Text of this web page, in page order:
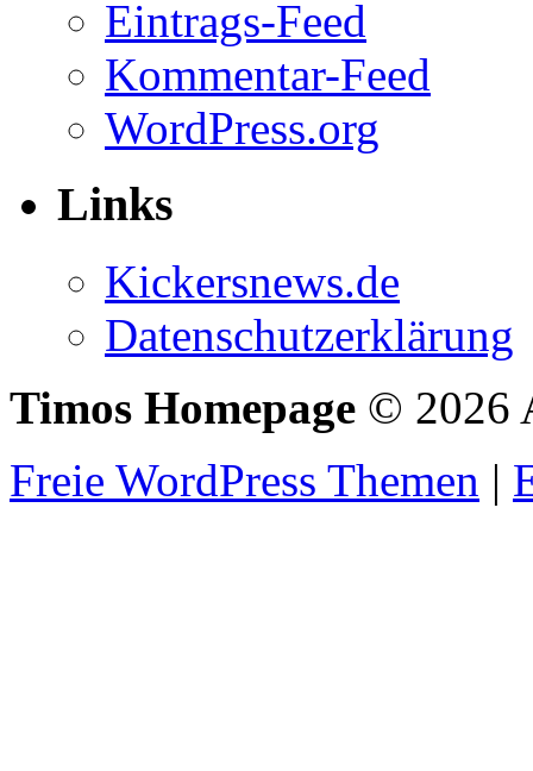
Eintrags-Feed
Kommentar-Feed
WordPress.org
Links
Kickersnews.de
Datenschutzerklärung
Timos Homepage © 2026
Freie WordPress Themen |